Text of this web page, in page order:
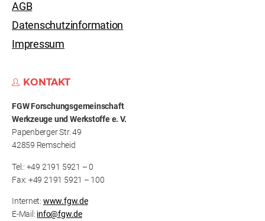
AGB
Datenschutzinformation
Impressum
KONTAKT
FGW Forschungs­gemeinschaft
Werkzeuge und Werkstoffe e. V.
Papenberger Str. 49
42859 Remscheid
Tel.: +49 2191 5921 – 0
Fax: +49 2191 5921 – 100
Internet: www.fgw.de
E-Mail: info@fgw.de